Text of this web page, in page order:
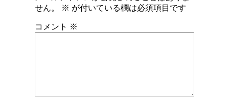
せん。
※ が付いている欄は必須項目です
コメント ※